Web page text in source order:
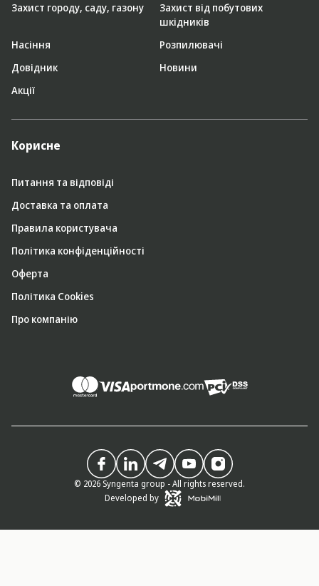
Захист городу, саду, газону
Захист від побутових
шкідників
Насіння
Розпилювачі
Довідник
Новини
Акції
Корисне
Питання та відповіді
Доставка та оплата
Правила користувача
Політика конфіденційності
Оферта
Політика Cookies
Про компанію
© 2026 Syngenta group - All rights reserved.
Developed by